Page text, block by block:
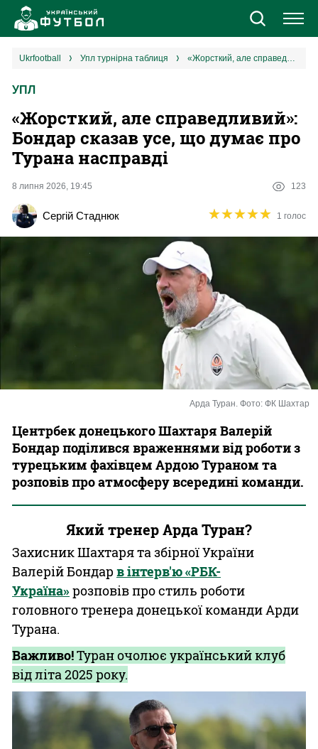
Новини
Єврокубки
УПЛ
2 ліга
Різне
Букмекери
Казино
ukrfootball упл турнірна таблиця «Жорсткий, але справедливий‎»: Бондар сказав усе, що думає про Турана насправді
УПЛ
«Жорсткий, але справедливий‎»:
Бондар сказав усе, що думає про
Турана насправді
8 липня 2026, 19:45 123
Сергій Стаднюк ★★★★★
★★★★★ 1 голос
Арда Туран. Фото: ФК Шахтар
Центрбек донецького Шахтаря Валерій
Бондар поділився враженнями від роботи з
турецьким фахівцем Ардою Тураном та
розповів про атмосферу всередині команди.
Який тренер Арда Туран?
Захисник Шахтаря та збірної України
Валерій Бондар в інтерв'ю «РБК-
Україна»розповів про стиль роботи
головного тренера донецької команди Арди
Турана.
Важливо!Туран очолює український клуб
від літа 2025 року.